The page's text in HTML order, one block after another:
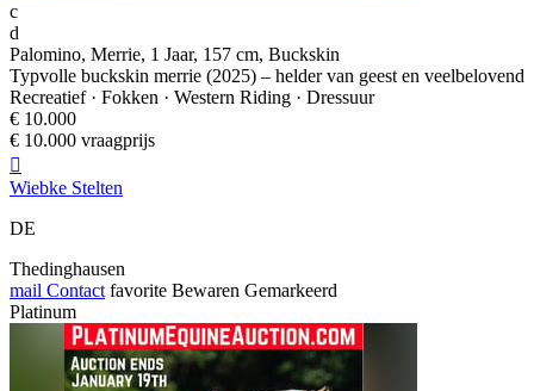
c
d
Palomino, Merrie, 1 Jaar, 157 cm, Buckskin
Typvolle buckskin merrie (2025) – helder van geest en veelbelovend
Recreatief · Fokken · Western Riding · Dressuur
€ 10.000
€ 10.000 vraagprijs

Wiebke Stelten
DE
Thedinghausen
mail Contact favorite Bewaren Gemarkeerd
Platinum